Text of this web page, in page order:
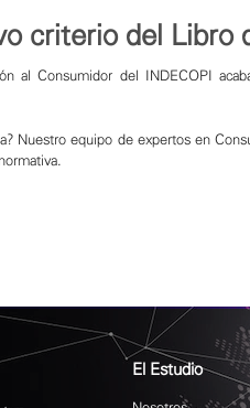
criterio del Libro
al Consumidor del INDECOPI
Nuestro equipo de expertos en
El Estudio